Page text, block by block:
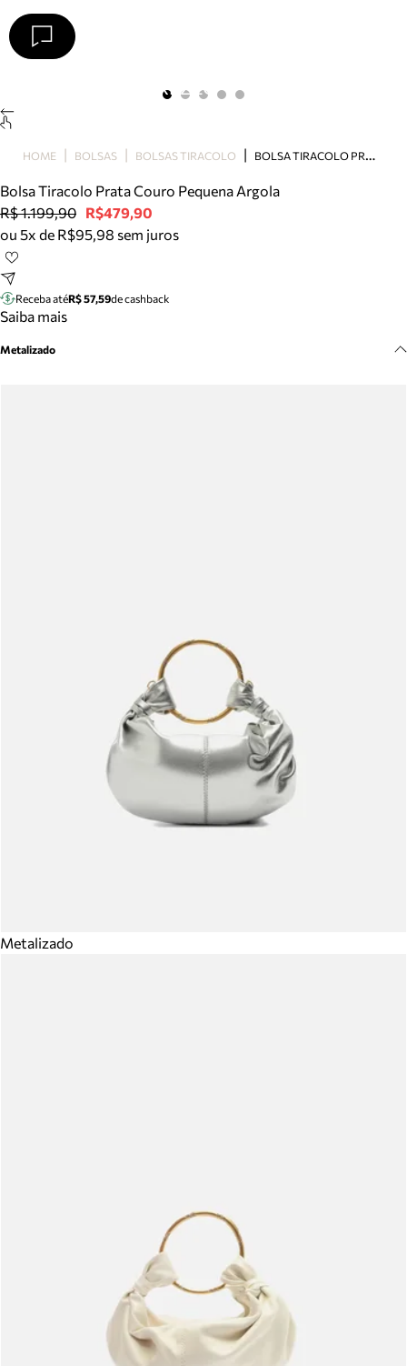
Papete
Scarpin
Mocassim
Bolsa
Tênis
Mule
Precisa de ajuda?
Arezzo
HOME BOLSAS BOLSAS TIRACOLO B
OLSA TIRACOLO PRATA COURO PEQUENA ARGOLA
Bolsa Tiracolo Prata Couro Pequena Argola
R$ 1.199,90 R$479,90
ou 5x de R$95,98 sem juros
Receba atéR$ 57,59de cashback
Saiba mais
Metalizado
Metalizado